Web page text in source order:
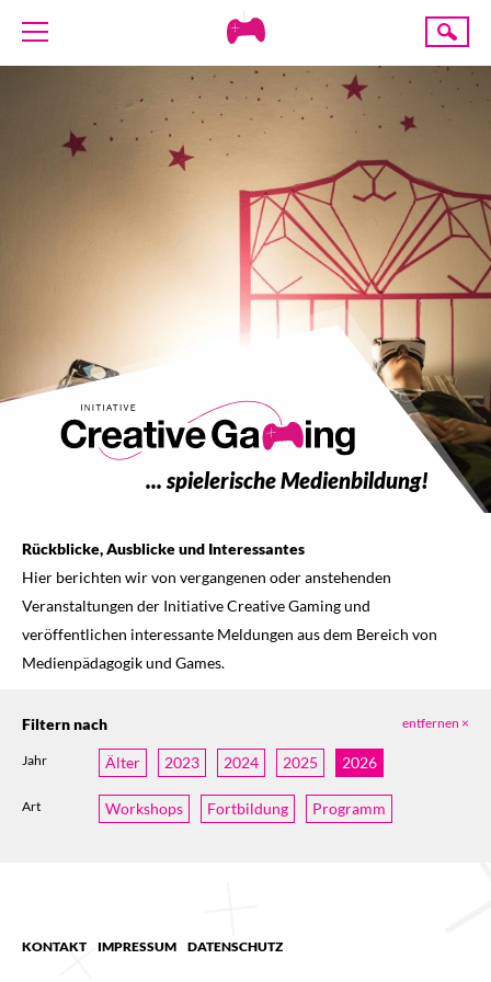
Creative
ÜBER UNS
AKTUELLES
ANGEBOTE
PROJEKTE
PRESSE
SPENDE
Suche
... spielerische Medienbildung!
Rückblicke, Ausblicke und Interessantes
Hier berichten wir von vergangenen oder anstehenden
Veranstaltungen der Initiative Creative Gaming und
veröffentlichen interessante Meldungen aus dem Bereich von
Medienpädagogik und Games.
Filtern nach entfernen ×
Jahr Älter 2023 2024 2025 2026
Art Workshops Fortbildung Programm
KONTAKT IMPRESSUM DATENSCHUTZ